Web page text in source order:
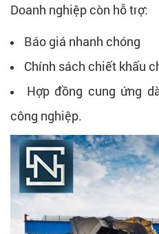
Doanh nghiệp còn hỗ trợ:
Báo giá nhanh chóng
Chính sách chiết khấu
Hợp đồng cung ứng
công nghiệp.